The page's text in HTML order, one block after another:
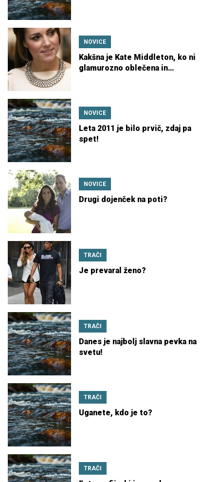
NOVICE
Kakšna je Kate Middleton, ko ni
glamurozno oblečena in
NOVICE
Leta 2011 je bilo prvič, zdaj pa
spet!
NOVICE
Drugi dojenček na poti?
TRAČI
Je prevaral ženo?
TRAČI
Danes je najbolj slavna pevka na
svetu!
TRAČI
Uganete, kdo je to?
TRAČI